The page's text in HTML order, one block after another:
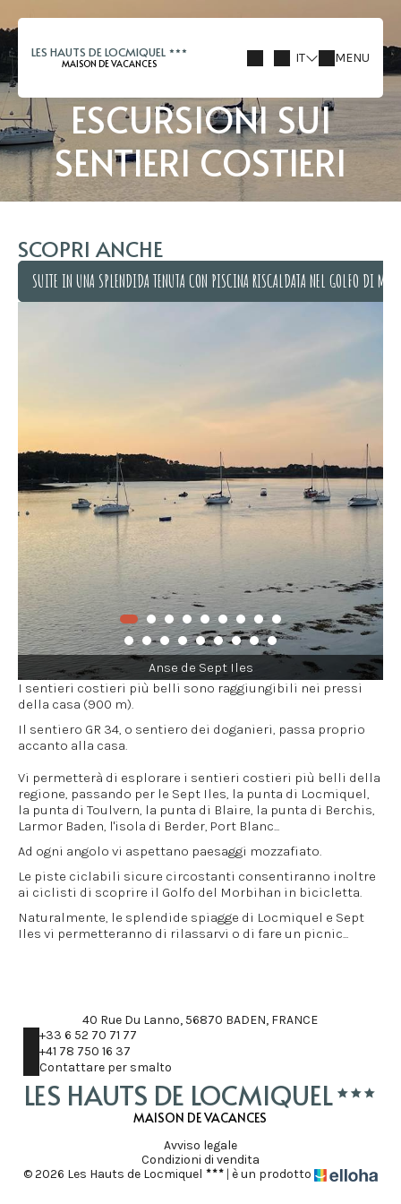
LES HAUTS DE LOCMIQUEL
MAISON DE VACANCES IT MENU
ESCURSIONI SUI
SENTIERI COSTIERI
SCOPRI ANCHE
SUITE IN UNA SPLENDIDA TENUTA CON PISCINA RISCALDATA NEL GOLFO DI
Anse de Sept Iles
I sentieri costieri più belli sono raggiungibili nei pressi
della casa (900 m).
Il sentiero GR 34, o sentiero dei doganieri, passa proprio
accanto alla casa.
Vi permetterà di esplorare i sentieri costieri più belli della
regione, passando per le Sept Iles, la punta di Locmiquel,
la punta di Toulvern, la punta di Blaire, la punta di Berchis,
Larmor Baden, l'isola di Berder, Port Blanc...
Ad ogni angolo vi aspettano paesaggi mozzafiato.
Le piste ciclabili sicure circostanti consentiranno inoltre
ai ciclisti di scoprire il Golfo del Morbihan in bicicletta.
Naturalmente, le splendide spiagge di Locmiquel e Sept
Iles vi permetteranno di rilassarvi o di fare un picnic...
40 Rue Du Lanno, 56870 BADEN, FRANCE
+33 6 52 70 71 77
+41 78 750 16 37
Contattare per smalto
LES HAUTS DE LOCMIQUEL
MAISON DE VACANCES
Avviso legale
Condizioni di vendita
© 2026 Les Hauts de Locmiquel
| è un prodotto